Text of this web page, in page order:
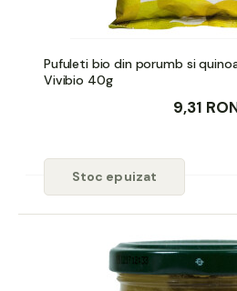
Pufuleti bio din porumb si
Vivibio 40g
9,31
Stoc epuizat